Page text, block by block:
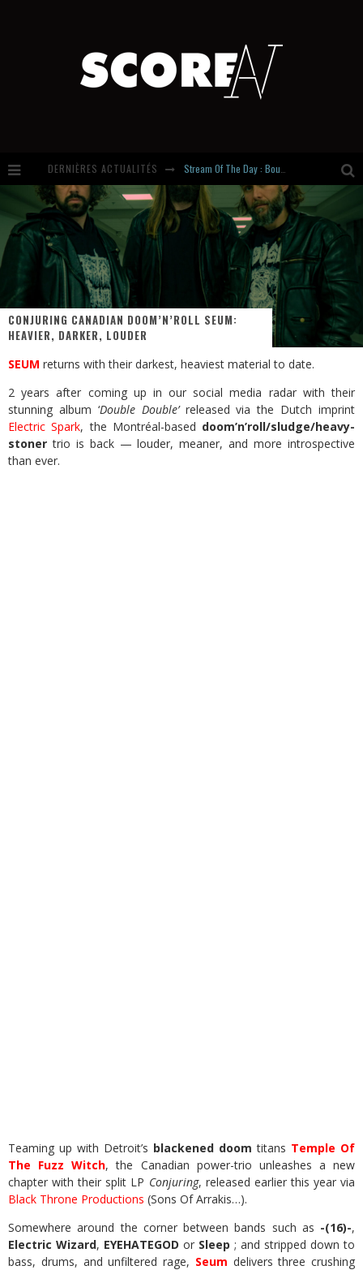
DERNIÈRES ACTUALITÉS
Hardcore, Actually. Meet Cút Lộn
Introducing Newcomer : Gudewife
CONJURING CANADIAN DOOM’N’ROLL SEUM:
HEAVIER, DARKER, LOUDER
SEUM returns with their darkest, heaviest material to date.
2 years after coming up in our social media radar with their
stunning album ‘Double Double’ released via the Dutch imprint
Electric Spark, the Montréal-based doom’n’roll/sludge/heavy-
stoner trio is back — louder, meaner, and more introspective
than ever.
Teaming up with Detroit’s blackened doom titans Temple Of
The Fuzz Witch, the Canadian power-trio unleashes a new
chapter with their split LP Conjuring, released earlier this year via
Black Throne Productions (Sons Of Arrakis…).
Somewhere around the corner between bands such as -(16)-,
Electric Wizard, EYEHATEGOD or Sleep ; and stripped down to
bass, drums, and unfiltered rage, Seum delivers three crushing